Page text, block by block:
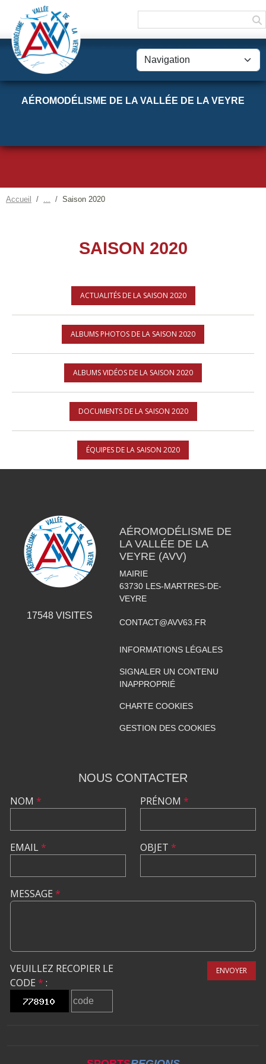
AÉROMODÉLISME DE LA VALLÉE DE LA VEYRE
Accueil Saison 2020
SAISON 2020
ACTUALITÉS DE LA SAISON 2020
ALBUMS PHOTOS DE LA SAISON 2020
ALBUMS VIDÉOS DE LA SAISON 2020
DOCUMENTS DE LA SAISON 2020
ÉQUIPES DE LA SAISON 2020
17548VISITES
AÉROMODÉLISME DE
LA VALLÉE DE LA
VEYRE (AVV)
MAIRIE
63730 LES-MARTRES-DE-
VEYRE
CONTACT@AVV63.FR
INFORMATIONS LÉGALES
SIGNALER UN CONTENU
INAPPROPRIÉ
CHARTE COOKIES
GESTION DES COOKIES
NOUS CONTACTER
NOM *
EMAIL*
PRÉNOM *
OBJET *
MESSAGE *
VEUILLEZ RECOPIER LE
CODE * :
ENVOYER
Panneau de gestion des cookies